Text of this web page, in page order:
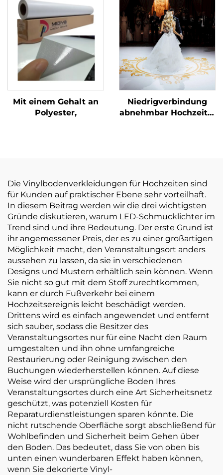
Klebstoff-Vinyl-Rolle
für Motorwagen-
Dirtbike-Aufkleber
Mit einem Gehalt an
Polyester,
Niedrigverbindung
abnehmbar Hochzeits-
zu reißen
Die Vinylbodenverkleidungen für Hochzeiten sind
für Kunden auf praktischer Ebene sehr vorteilhaft.
In diesem Beitrag werden wir die drei wichtigsten
Gründe diskutieren, warum LED-Schmucklichter im
Trend sind und ihre Bedeutung. Der erste Grund ist
ihr angemessener Preis, der es zu einer großartigen
Möglichkeit macht, den Veranstaltungsort anders
aussehen zu lassen, da sie in verschiedenen
Designs und Mustern erhältlich sein können. Wenn
Sie nicht so gut mit dem Stoff zurechtkommen,
kann er durch Fußverkehr bei einem
Hochzeitsereignis leicht beschädigt werden.
Drittens wird es einfach angewendet und entfernt
sich sauber, sodass die Besitzer des
Veranstaltungsortes nur für eine Nacht den Raum
umgestalten und ihn ohne umfangreiche
Restaurierung oder Reinigung zwischen den
Buchungen wiederherstellen können. Auf diese
Weise wird der ursprüngliche Boden Ihres
Veranstaltungsortes durch eine Art Sicherheitsnetz
geschützt, was potenziell Kosten für
Reparaturdienstleistungen sparen könnte. Die
nicht rutschende Oberfläche sorgt abschließend für
Wohlbefinden und Sicherheit beim Gehen über
den Boden. Das bedeutet, dass Sie von oben bis
unten einen wunderbaren Effekt haben können,
wenn Sie dekorierte Vinyl-